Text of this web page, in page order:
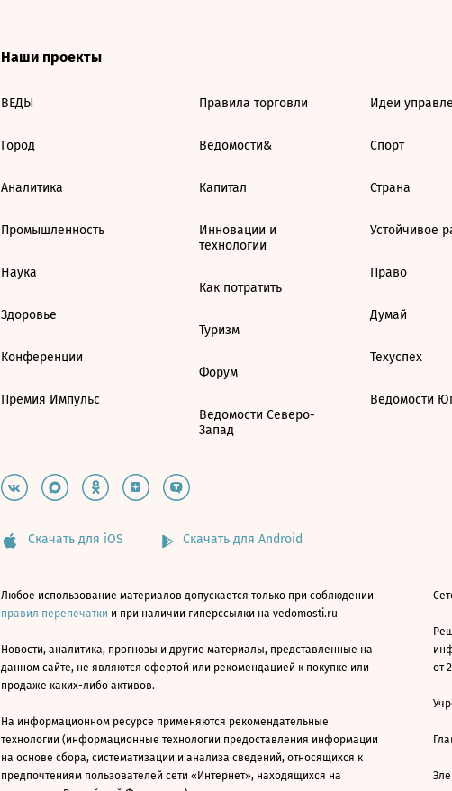
Наши проекты
ВЕДЫ
Город
Аналитика
Промышленность
Наука
Здоровье
Конференции
Премия Импульс
Правила торговли
Ведомости&
Капитал
Инновации и
технологии
Как потратить
Туризм
Форум
Ведомости Северо-
Запад
Идеи
Спорт
Страна
Устойчивое
Право
Думай
Техуспех
Ведомости
Скачать для iOS Скачать для Android
Любое использование материалов допускается только при соблюдении
правил перепечатки и при наличии гиперссылки на vedomosti.ru
Новости, аналитика, прогнозы и другие материалы, представленные на
данном сайте, не являются офертой или рекомендацией к покупке или
продаже каких-либо активов.
На информационном ресурсе применяются рекомендательные
технологии (информационные технологии предоставления информации
на основе сбора, систематизации и анализа сведений, относящихся к
предпочтениям пользователей сети «Интернет», находящихся на
от